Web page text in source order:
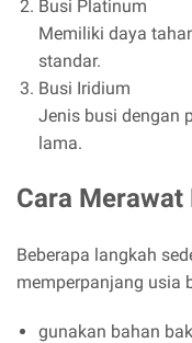
Busi Platinum
Memiliki daya
standar.
Busi Iridium
Jenis busi dengan
lama.
Cara
Beberapa langkah
memperpanjang usia
gunakan bahan